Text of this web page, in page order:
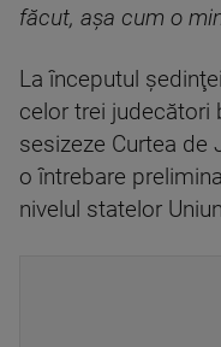
făcut, aşa cum o
La începutul
celor trei judecători
sesizeze Curtea de
o întrebare
nivelul statelor